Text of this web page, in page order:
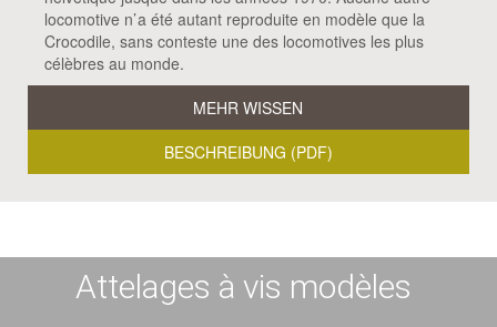
locomotive n’ a été autant reproduite en modèle que la
Crocodile, sans conteste une des locomotives les plus
célèbres au monde.
MEHR WISSEN
BESCHREIBUNG (PDF)
Attelages à vis modèles